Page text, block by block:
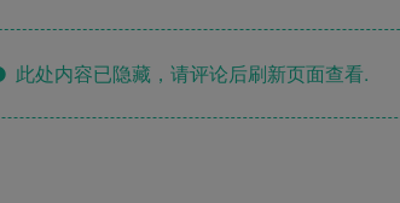
此处内容已隐藏，请评论后刷新页面查看.